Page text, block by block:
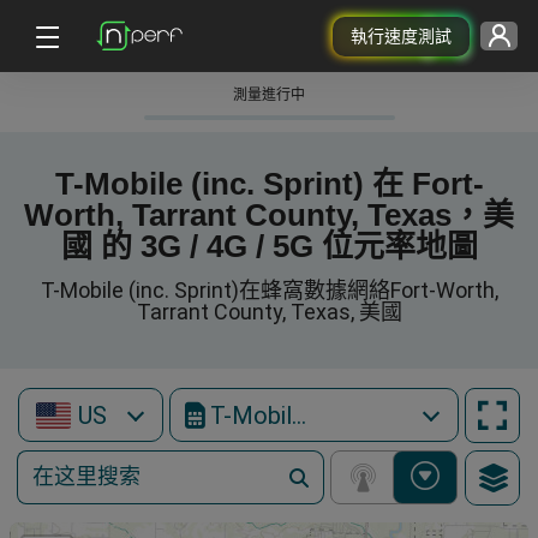
執行速度測試
測量進行中
T-Mobile (inc. Sprint) 在 Fort-
Worth, Tarrant County, Texas，美
國 的 3G / 4G / 5G 位元率地圖
T-Mobile (inc. Sprint)在蜂窩數據網絡Fort-Worth,
Tarrant County, Texas, 美國
US T-Mobile (inc. Sprint)